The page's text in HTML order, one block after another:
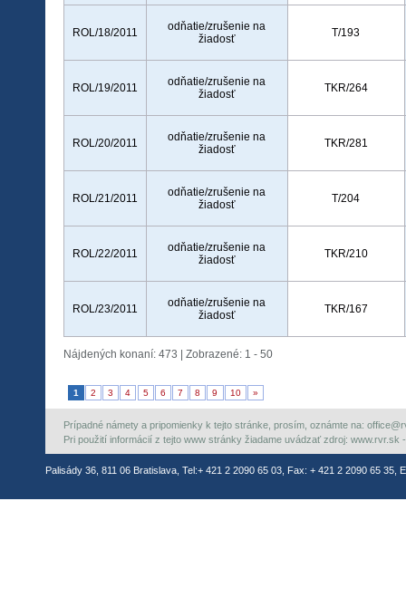
ROL/18/2011
odňatie/zrušenie na
žiadosť
T/193
ROL/19/2011
odňatie/zrušenie na
žiadosť
TKR/264
ROL/20/2011
odňatie/zrušenie na
žiadosť
TKR/281
ROL/21/2011
odňatie/zrušenie na
žiadosť
T/204
ROL/22/2011
odňatie/zrušenie na
žiadosť
TKR/210
ROL/23/2011
odňatie/zrušenie na
žiadosť
TKR/167
Nájdených konaní: 473 | Zobrazené: 1 - 50
1 2 3 4 5 6 7 8 9 10 »
Prípadné námety a pripomienky k tejto stránke, prosím, oznámte na:
Pri použití informácií z tejto www stránky žiadame uvádzať zdroj: www.rvr.sk
Palisády 36, 811 06 Bratislava, Tel:+ 421 2 2090 65 03, Fax: + 421 2 2090 65 35,